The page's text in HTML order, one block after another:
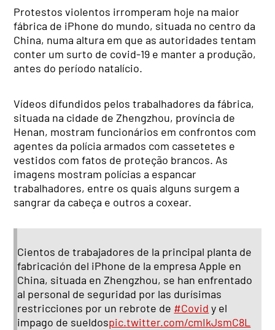
Protestos violentos irromperam hoje na maior
fábrica de iPhone do mundo, situada no centro da
China, numa altura em que as autoridades tentam
conter um surto de covid-19 e manter a produção,
antes do período natalício.
Vídeos difundidos pelos trabalhadores da fábrica,
situada na cidade de Zhengzhou, província de
Henan, mostram funcionários em confrontos com
agentes da polícia armados com cassetetes e
vestidos com fatos de proteção brancos. As
imagens mostram polícias a espancar
trabalhadores, entre os quais alguns surgem a
sangrar da cabeça e outros a coxear.
Cientos de trabajadores de la principal planta de
fabricación del iPhone de la empresa Apple en
China, situada en Zhengzhou, se han enfrentado
al personal de seguridad por las durísimas
restricciones por un rebrote de #Covid y el
impago de sueldospic.twitter.com/cmIkJsmC8L